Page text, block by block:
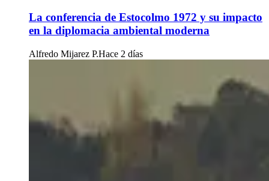
La conferencia de Estocolmo 1972 y su impacto
en la diplomacia ambiental moderna
Alfredo Mijarez P.Hace 2 días